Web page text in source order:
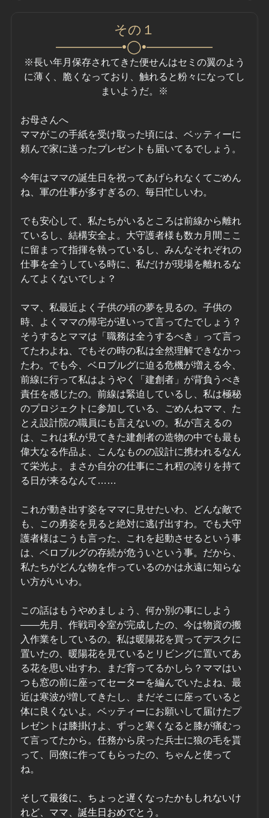
その１
—————•◯•—————
※長い年月保存されてきた便せんはセミの翼のよう
に薄く、脆くなっており、触れると粉々になってし
まいようだ。※
お母さんへ
ママがこの手紙を受け取った頃には、ベッティーに
頼んで家に送ったプレゼントも届いてるでしょう。
今年はママの誕生日を祝ってあげられなくてごめん
ね、軍の仕事が多すぎるの、毎日忙しいわ。
でも安心して、私たちがいるところは前線から離れ
ているし、結構安全よ。大守護者様も数カ月間ここ
に留まって指揮を執っているし、みんなそれぞれの
仕事を全うしている時に、私だけが現場を離れるな
んてよくないでしょ？
ママ、私最近よく子供の頃の夢を見るの。子供の
時、よくママの帰宅が遅いって言ってたでしょう？
そうするとママは「職務は全うするべき」って言っ
てたわよね、でもその時の私は全然理解できなかっ
たわ。でも今、ベロブルグに迫る危機が増える今、
前線に行って私はようやく「建創者」が背負うべき
責任を感じたの。前線は緊迫しているし、私は極秘
のプロジェクトに参加している、ごめんねママ、た
とえ設計院の職員にも言えないの。私が言えるの
は、これは私が見てきた建創者の造物の中でも最も
偉大なる作品よ、こんなものの設計に携われるなん
て栄光よ。まさか自分の仕事にこれ程の誇りを持て
る日が来るなんて……
これが動き出す姿をママに見せたいわ、どんな敵で
も、この勇姿を見ると絶対に逃げ出すわ。でも大守
護者様はこうも言った、これを起動させるという事
は、ベロブルグの存続が危ういという事。だから、
私たちがどんな物を作っているのかは永遠に知らな
い方がいいわ。
この話はもうやめましょう、何か別の事にしよう
――先月、作戦司令室が完成したの、今は物資の搬
入作業をしているの。私は暖陽花を買ってデスクに
置いたの、暖陽花を見ているとリビングに置いてあ
る花を思い出すわ、まだ育ってるかしら？ママはい
つも窓の前に座ってセーターを編んでいたよね、最
近は寒波が増してきたし、まだそこに座っていると
体に良くないよ。ベッティーにお願いして届けたプ
レゼントは膝掛けよ、ずっと寒くなると膝が痛むっ
て言ってたから。任務から戻った兵士に狼の毛を貰
って、同僚に作ってもらったの、ちゃんと使って
ね。
そして最後に、ちょっと遅くなったかもしれないけ
れど、ママ、誕生日おめでとう。